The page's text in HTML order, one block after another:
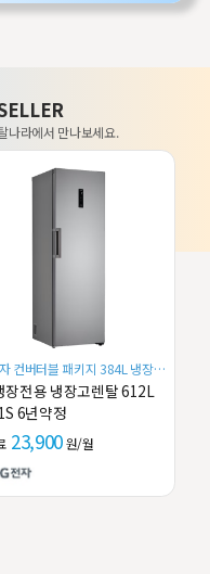
나라에서 만나보세요.
컨버터블 패키지 384L 냉장전
장고
장전용 냉장고렌탈 612L
6년약정
23,900원/월